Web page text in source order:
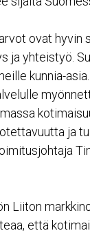
ovat hyvin
ja yhteistyö.
kunnia-
ja
Liiton
että